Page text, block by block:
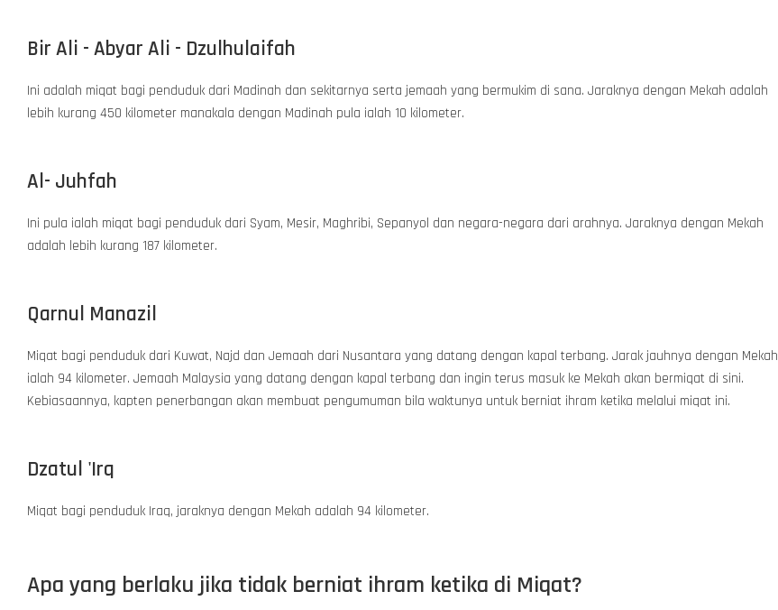
Bir Ali - Abyar Ali - Dzulhulaifah
Ini adalah miqat bagi penduduk dari Madinah dan sekitarnya serta jemaah yang bermukim di sana. Jaraknya dengan Mekah adalah
lebih kurang 450 kilometer manakala dengan Madinah pula ialah 10 kilometer.
Al- Juhfah
Ini pula ialah miqat bagi penduduk dari Syam, Mesir, Maghribi, Sepanyol dan negara-negara dari arahnya. Jaraknya dengan Mekah
adalah lebih kurang 187 kilometer.
Qarnul Manazil
Miqat bagi penduduk dari Kuwat, Najd dan Jemaah dari Nusantara yang datang dengan kapal terbang. Jarak jauhnya dengan Mekah
ialah 94 kilometer. Jemaah Malaysia yang datang dengan kapal terbang dan ingin terus masuk ke Mekah akan bermiqat di sini.
Kebiasaannya, kapten penerbangan akan membuat pengumuman bila waktunya untuk berniat ihram ketika melalui miqat ini.
Dzatul 'Irq
Miqat bagi penduduk Iraq, jaraknya dengan Mekah adalah 94 kilometer.
Apa yang berlaku jika tidak berniat ihram ketika di Miqat?